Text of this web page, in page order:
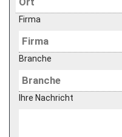
Firma
Branche
Ihre Nachricht